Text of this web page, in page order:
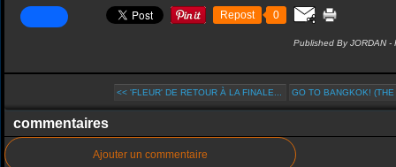
Repost 0
Published By JORDAN
<< 'FLEUR' DE RETOUR À LA FINALE... GO TO BANGKOK!
commentaires
Ajouter un commentaire